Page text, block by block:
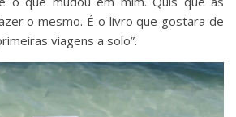
o mesmo. É o livro que gostara de
viagens a solo”.